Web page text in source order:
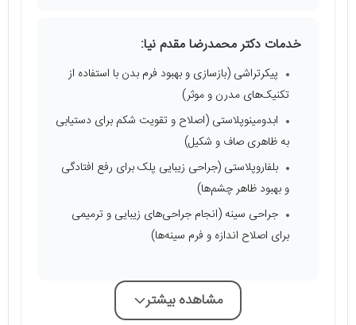
خدمات دکتر محمدرضا مقدم نیا:
پیکرتراشی (بازسازی و بهبود فرم بدن با استفاده از
تکنیک‌های مدرن و موثر)
ابدومینوپلاستی (اصلاح و تقویت شکم برای دستیابی
به ظاهری صاف و شکیل)
بلفاروپلاستی (جراحی زیبایی پلک برای رفع افتادگی
و بهبود ظاهر چشم‌ها)
جراحی سینه (انجام جراحی‌های زیبایی و ترمیمی
برای اصلاح اندازه و فرم سینه‌ها)
مشاهده بیشتر